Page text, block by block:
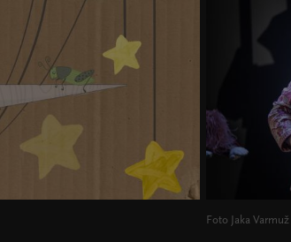
Foto Jaka Varmuž